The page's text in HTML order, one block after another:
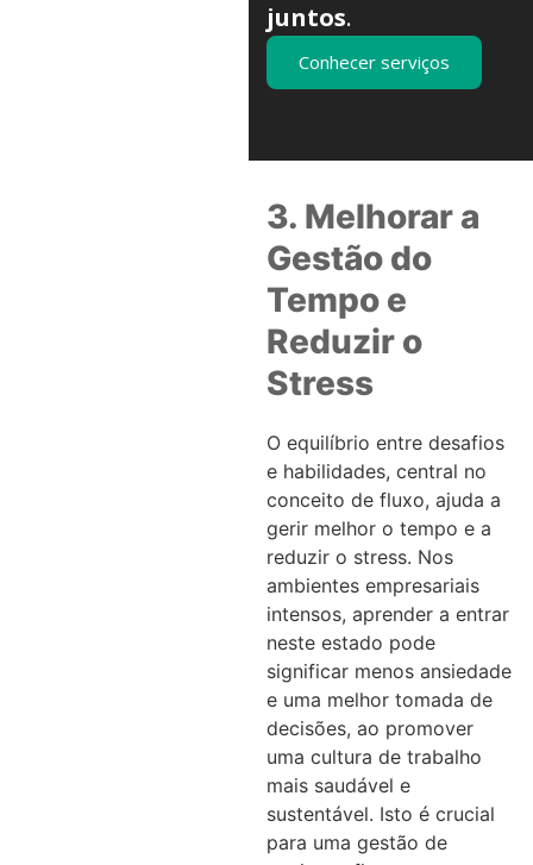
juntos.
Conhecer serviços
3. Melhorar a
Gestão do
Tempo e
Reduzir o
Stress
O equilíbrio entre desafios
e habilidades, central no
conceito de fluxo, ajuda a
gerir melhor o tempo e a
reduzir o stress. Nos
ambientes empresariais
intensos, aprender a entrar
neste estado pode
significar menos ansiedade
e uma melhor tomada de
decisões, ao promover
uma cultura de trabalho
mais saudável e
sustentável. Isto é crucial
para uma gestão de